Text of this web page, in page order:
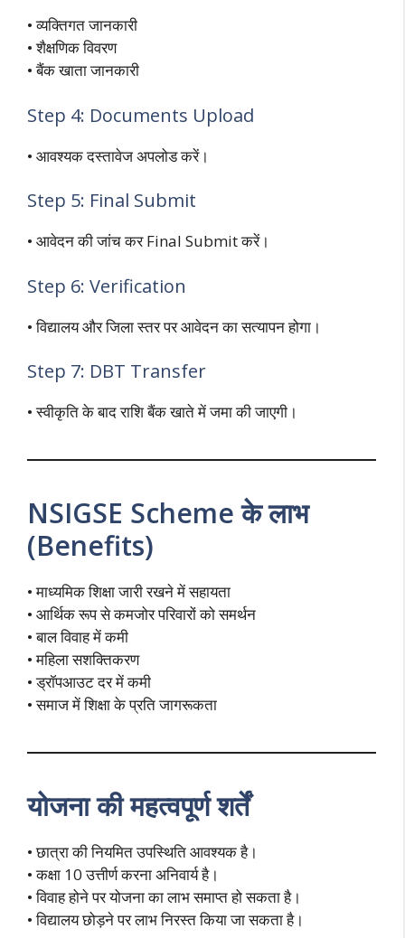
• व्यक्तिगत जानकारी
• शैक्षणिक विवरण
• बैंक खाता जानकारी
Step 4: Documents Upload
• आवश्यक दस्तावेज अपलोड करें।
Step 5: Final Submit
• आवेदन की जांच कर Final Submit करें।
Step 6: Verification
• विद्यालय और जिला स्तर पर आवेदन का सत्यापन होगा।
Step 7: DBT Transfer
• स्वीकृति के बाद राशि बैंक खाते में जमा की जाएगी।
NSIGSE Scheme के लाभ
(Benefits)
• माध्यमिक शिक्षा जारी रखने में सहायता
• आर्थिक रूप से कमजोर परिवारों को समर्थन
• बाल विवाह में कमी
• महिला सशक्तिकरण
• ड्रॉपआउट दर में कमी
• समाज में शिक्षा के प्रति जागरूकता
योजना की महत्वपूर्ण शर्तें
• छात्रा की नियमित उपस्थिति आवश्यक है।
• कक्षा 10 उत्तीर्ण करना अनिवार्य है।
• विवाह होने पर योजना का लाभ समाप्त हो सकता है।
• विद्यालय छोड़ने पर लाभ निरस्त किया जा सकता है।